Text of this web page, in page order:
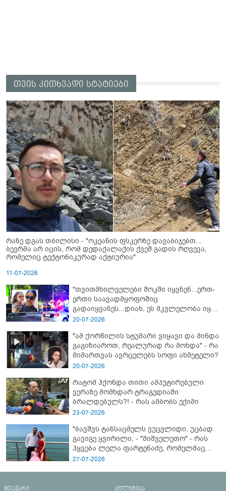
თვის კითხვადი სტატიები
რაზე დგას თბილისი - "ოკეანის ფსკერზე დავაბიჯებთ...
ბევრმა არ იცის, რომ დედაქალაქის ქვეშ გადის რღვევა,
რომელიც ტექტონიკურად აქტიურია"
11-07-2026
"თვითმხილველები შოკში იყვნენ...ერთ-
ერთი საავადმყოფოშიც
გადაიყვანეს...დიახ, ეს მკვლელობა იყო"
- გორში დატრიალებული ტრაგედიის
20-07-2026
"ამ ქორწილის სტუმარი ვიყავი და მინდა
გაგიზიაროთ, რეალურად რა მოხდა" - რა
მიმართვას ავრცელებს სოფი ახმეტელი?
20-07-2026
რატომ ჰქონდა თითი ამპუტირებული
ვერაზე მომხდარ ტრაგედიაში
ბრალდებულს?! - რას ამბობს ექიმი
23-07-2026
"ბავშვს ტანსაცმელს ვუცვლიდი, უცბად
გავიგე ყვირილი, - "მიშველეთო" - რას
ჰყვება ლელა ფარტენაძე, რომელმაც
ბათუმში 16 წლის ბიჭი ზღვაში
27-07-2026
მთავარი პოლიტიკა